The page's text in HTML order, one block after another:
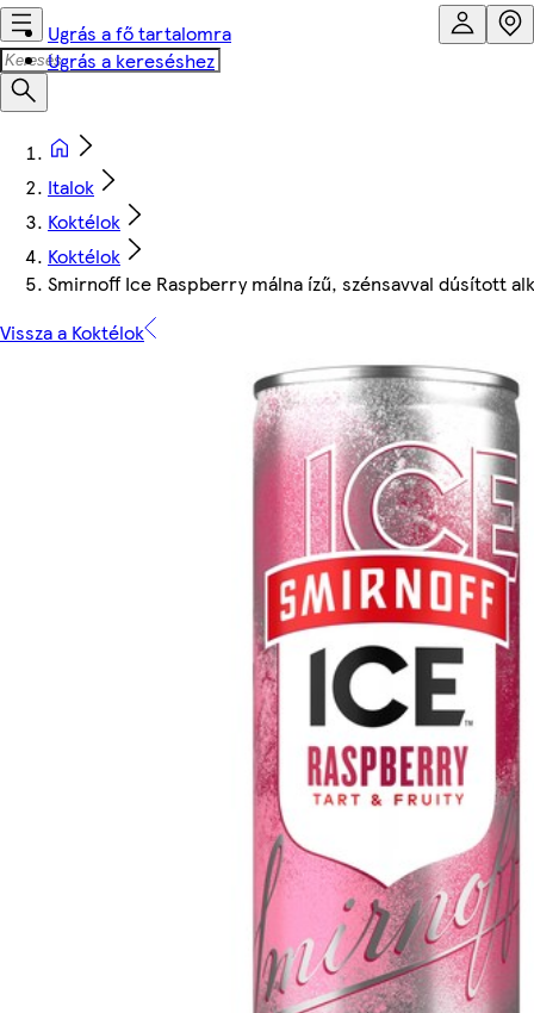
Ugrás a fő tartalomra
Ugrás a kereséshez
Italok
Koktélok
Koktélok
Smirnoff Ice Raspberry málna ízű, szénsavval dúsított
Vissza a Koktélok